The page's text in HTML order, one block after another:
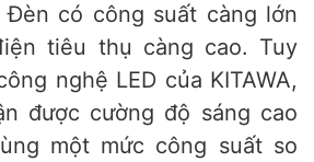
Đèn có công suất càng lớn
tiêu thụ càng cao. Tuy
nghệ LED của KITAWA,
được cường độ sáng cao
một mức công suất so